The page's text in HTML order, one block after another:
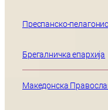
Преспанско-
Брегалничка епархија
Македонска